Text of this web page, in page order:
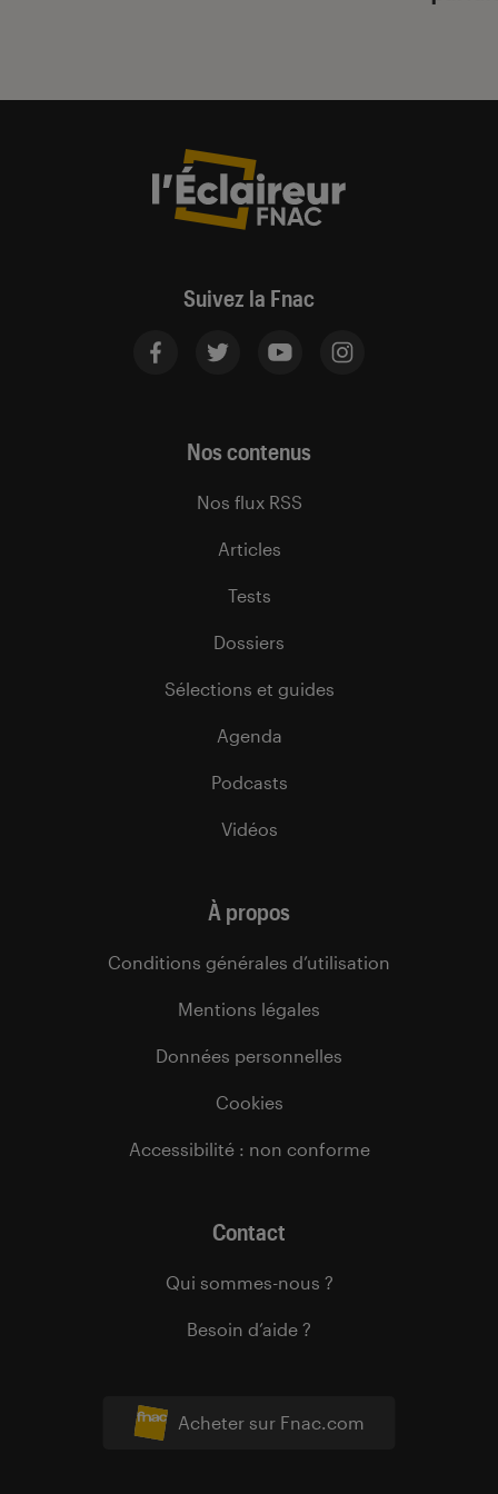
Suivez la Fnac
Acheter sur Fnac.com
Nos contenus
Nos flux RSS
Articles
Tests
Dossiers
Sélections et guides
Agenda
Podcasts
Vidéos
À propos
Conditions générales d’utilisation
Mentions légales
Données personnelles
Cookies
Accessibilité : non conforme
Contact
Qui sommes-nous ?
Besoin d’aide ?